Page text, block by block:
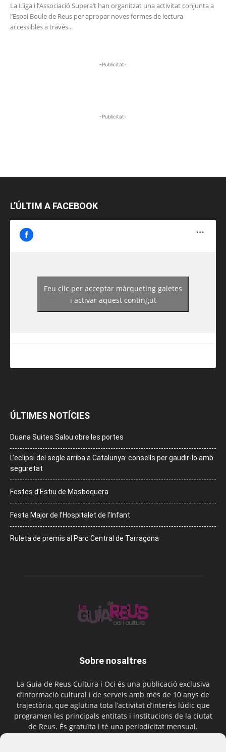
La Lliga i l’Associació Supera’t han organitzat una activitat conjunta a
l’Espai Boule de Reus per apropar noves formes de lectura
accessibles a través...
-Publicitat-
-Publicitat-
L’ÚLTIM A FACEBOOK
https://www.facebook.com/guiadereus/
Feu clic per acceptar màrqueting galetes
i activar aquest contingut
ÚLTIMES NOTÍCIES
Duana Suites Salou obre les portes
L’eclipsi del segle arriba a Catalunya: consells per gaudir-lo amb
seguretat
Festes d’Estiu de Masboquera
Festa Major de l’Hospitalet de l’Infant
Ruleta de premis al Parc Central de Tarragona
Sobre nosaltres
La Guia de Reus Cultura i Oci és una publicació exclusiva
d’informació cultural i de serveis amb més de 10 anys de
trajectòria, que aglutina tota l’activitat d’interès lúdic que
programen les principals entitats i institucions de la ciutat
de Reus. És gratuïta i té una periodicitat mensual.